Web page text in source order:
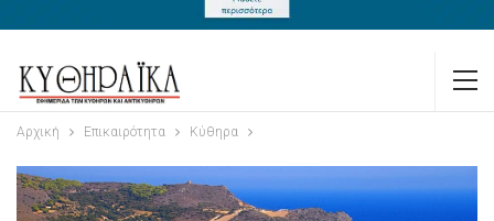
Αρχική Επικαιρότητα Κύθηρα